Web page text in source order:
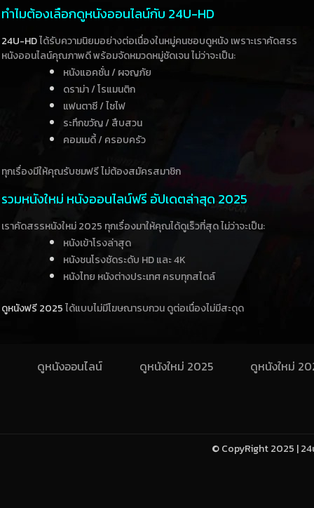
ทำไมต้องเลือกดูหนังออนไลน์กับ 24U-HD
24U-HDได้รับความนิยมอย่างต่อเนื่องในหมู่คนชอบดูหนัง เพราะเราคัดสรร
หนังออนไลน์คุณภาพดี พร้อมจัดหมวดหมู่ชัดเจน ไม่ว่าจะเป็น:
หนังแอคชั่น / ผจญภัย
ดราม่า / โรแมนติก
แฟนตาซี / ไซไฟ
ระทึกขวัญ / สืบสวน
คอมเมดี้ / ครอบครัว
ทุกเรื่องมีให้คุณรับชมฟรี ไม่ต้องสมัครสมาชิก
รวมหนังใหม่ หนังออนไลน์ฟรี อัปเดตล่าสุด 2025
เราคัดสรรหนังใหม่ 2025 ทุกเรื่องมาให้คุณได้ดูเร็วที่สุด ไม่ว่าจะเป็น:
หนังเข้าโรงล่าสุด
หนังชนโรงชัดระดับ HD และ 4K
หนังไทย หนังต่างประเทศ ครบทุกสไตล์
ดูหนังฟรี 2025ได้แบบไม่มีโฆษณารบกวน ดูต่อเนื่องไม่มีสะดุด
ดูหนังออนไลน์ ดูหนังใหม่ 2025 ดูหนังใหม่
© CopyRight 2025 |